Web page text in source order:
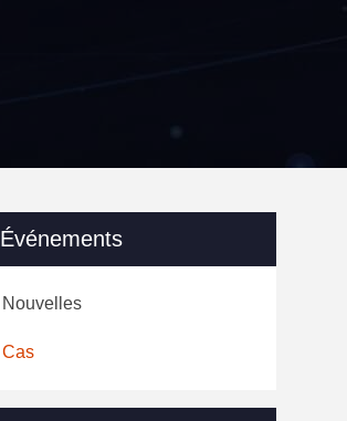
Événements
Nouvelles
Cas